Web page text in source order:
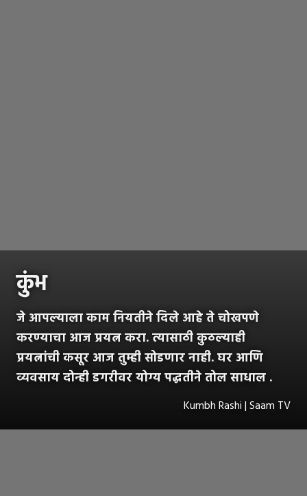
कुंभ
जे आपल्याला काम नियतीने दिले आहे ते चोखपणे
करण्याचा आज प्रयत्न करा. त्यासाठी कुठल्याही
प्रयत्नांची कसूर आज तुम्ही सोडणार नाही. घर आणि
व्यवसाय दोन्ही डगरीवर योग्य पद्धतीने तोल साधाल .
Kumbh Rashi | Saam TV